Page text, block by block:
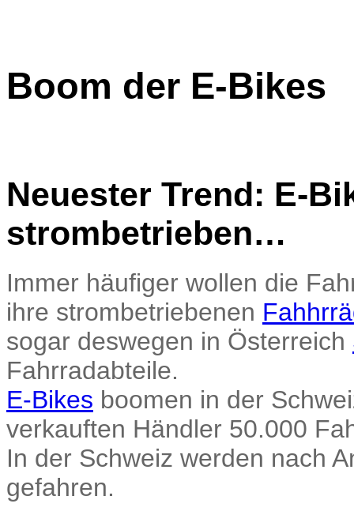
Boom der E-Bikes
Neuester Trend: E-
strombetrieben…
Immer häufiger wollen die
ihre strombetriebenen
sogar deswegen in Österreich
Fahrradabteile.
E-Bikes boomen in der
verkauften Händler 50.000
In der Schweiz werden nach
gefahren.